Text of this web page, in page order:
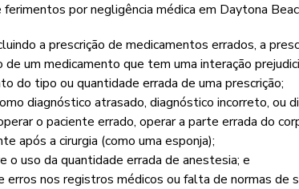
por negligência médica em Daytona
a prescrição de medicamentos errados, a
de um medicamento que tem uma interação
do tipo ou quantidade errada de uma prescrição;
diagnóstico atrasado, diagnóstico incorreto, ou
o paciente errado, operar a parte errada do
após a cirurgia (como uma esponja);
o uso da quantidade errada de anestesia; e
erros nos registros médicos ou falta de normas de